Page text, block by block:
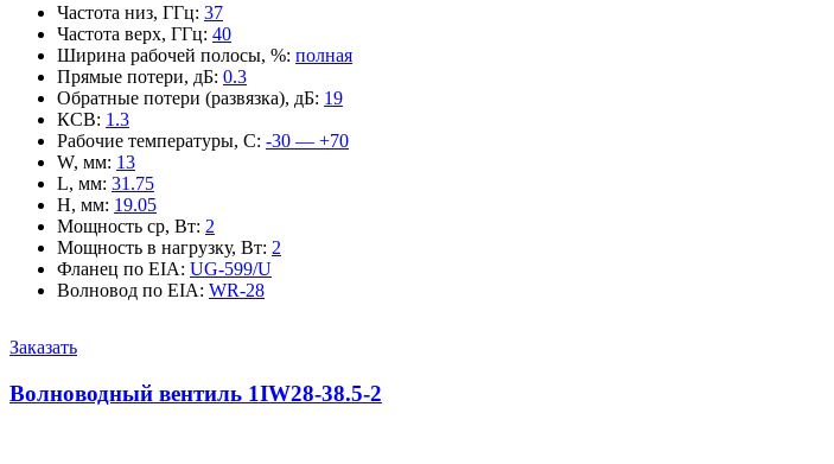
Частота низ, ГГц: 37
Частота верх, ГГц: 40
Ширина рабочей полосы, %: полная
Прямые потери, дБ: 0.3
Обратные потери (развязка), дБ: 19
КСВ: 1.3
Рабочие температуры, С: -30 — +70
W, мм: 13
L, мм: 31.75
H, мм: 19.05
Мощность ср, Вт: 2
Мощность в нагрузку, Вт: 2
Фланец по EIA: UG-599/U
Волновод по EIA: WR-28
Заказать
Волноводный вентиль 1IW28-38.5-2